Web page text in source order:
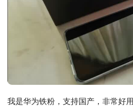
我是华为铁粉，支持国产，非常好用